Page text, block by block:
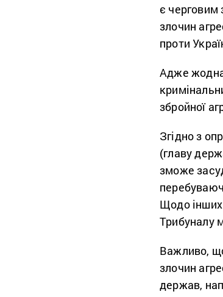
є черговим
злочин
проти
Адже жодна
збройної
Згідно з
(главу
зможе
Щодо інших
Трибуналу
Важливо,
злочин
держав,